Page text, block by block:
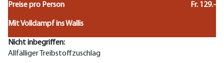
Preise pro Person Fr. 129.-
Mit Volldampf ins Wallis
Nicht inbegriffen:
Allfälliger Treibstoffzuschlag